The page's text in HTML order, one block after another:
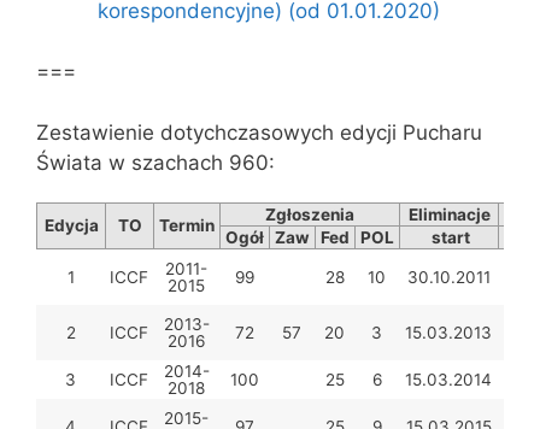
korespondencyjne) (od 01.01.2020)
===
Zestawienie dotychczasowych edycji Pucharu
Świata w szachach 960:
Edycja TO Termin
Zgłoszenia Eliminacje
Ogół Zaw Fed POL start
1 ICCF
2011-
2015
99 28 10 30.10.2011
2 ICCF
2013-
2016
72 57 20 3 15.03.2013
3 ICCF
2014-
2018
100 25 6 15.03.2014
2015-